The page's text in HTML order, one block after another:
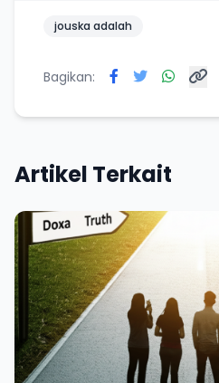
jouska adalah
Bagikan:
Artikel Terkait